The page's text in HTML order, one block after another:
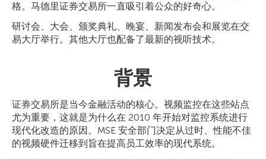
格。马德里证券交易所一直吸引着公众的好奇心。
研讨会、大会、颁奖典礼、晚宴、新闻发布会和展览在交
易大厅举行。其他大厅也配备了最新的视听技术。
背景
证券交易所是当今金融活动的核心。视频监控在这些站点
尤为重要，这就是为什么在 2010 年开始对监控系统进行
现代化改造的原因。MSE 安全部门决定从过时、性能不佳
的视频硬件迁移到旨在提高员工效率的现代系统。